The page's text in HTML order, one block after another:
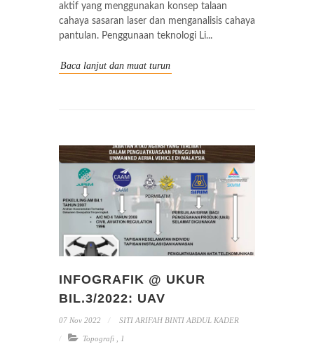
aktif yang menggunakan konsep talaan
cahaya sasaran laser dan menganalisis cahaya
pantulan. Penggunaan teknologi Li...
Baca lanjut dan muat turun
INFOGRAFIK @ UKUR
BIL.3/2022: UAV
07 Nov 2022 SITI ARIFAH BINTI ABDUL KADER
Topografi 1